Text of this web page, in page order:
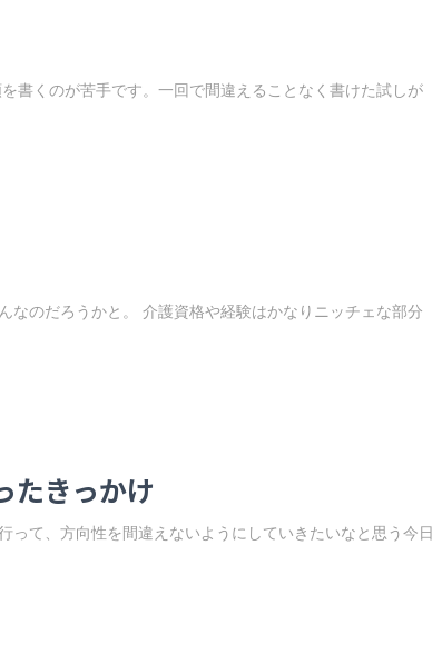
書くのが苦手です。一回で間違えることなく書けた試しが
なのだろうかと。 介護資格や経験はかなりニッチェな部分
たきっかけ
って、方向性を間違えないようにしていきたいなと思う今日